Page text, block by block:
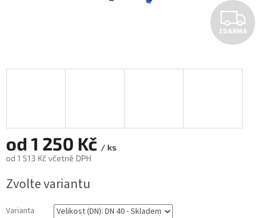
Z
D
ZDARMA
od 1 250 Kč / ks
od 1 513 Kč včetně DPH
cena:
Zvolte variantu
Varianta